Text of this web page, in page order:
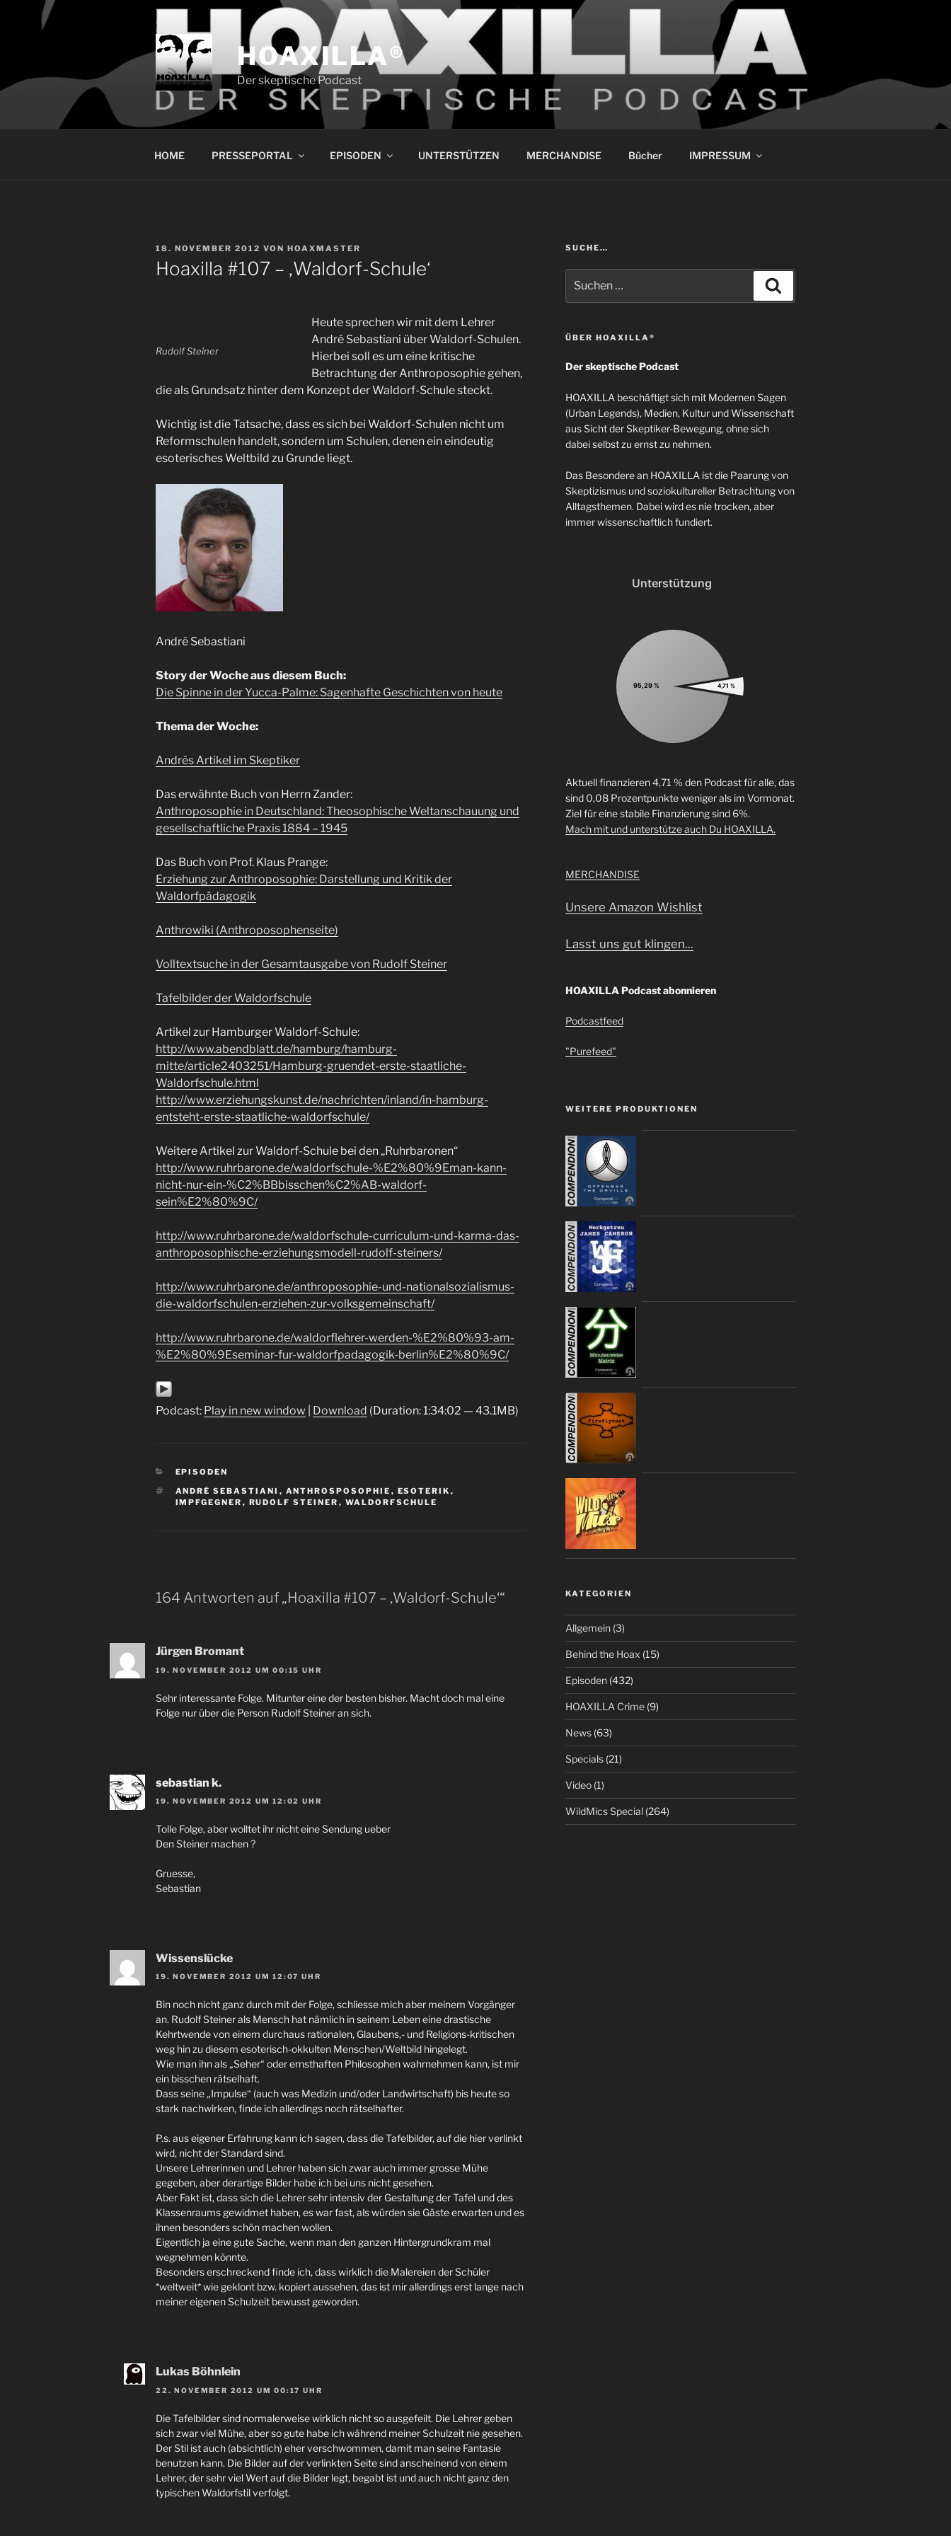
HOAXILLA®
Der skeptische Podcast
HOME PRESSEPORTAL EPISODEN UNTERSTÜTZEN MERCHANDISE Bücher IMPRESSUM
VERÖFFENTLICHT
AM
18. NOVEMBER 2012 VON HOAXMASTER
Hoaxilla #107 – ‚Waldorf-Schule‘
Rudolf Steiner
Heute sprechen wir mit dem Lehrer
André Sebastiani über Waldorf-Schulen.
Hierbei soll es um eine kritische
Betrachtung der Anthroposophie gehen,
die als Grundsatz hinter dem Konzept der Waldorf-Schule steckt.
Wichtig ist die Tatsache, dass es sich bei Waldorf-Schulen nicht um
Reformschulen handelt, sondern um Schulen, denen ein eindeutig
esoterisches Weltbild zu Grunde liegt.
André Sebastiani
Story der Woche aus diesem Buch:
Die Spinne in der Yucca-Palme: Sagenhafte Geschichten von heute
Thema der Woche:
Andrés Artikel im Skeptiker
Das erwähnte Buch von Herrn Zander:
Anthroposophie in Deutschland: Theosophische Weltanschauung und
gesellschaftliche Praxis 1884 – 1945
Das Buch von Prof. Klaus Prange:
Erziehung zur Anthroposophie: Darstellung und Kritik der
Waldorfpädagogik
Anthrowiki (Anthroposophenseite)
Volltextsuche in der Gesamtausgabe von Rudolf Steiner
Tafelbilder der Waldorfschule
Artikel zur Hamburger Waldorf-Schule:
http://www.abendblatt.de/hamburg/hamburg-
mitte/article2403251/Hamburg-gruendet-erste-staatliche-
Waldorfschule.html
http://www.erziehungskunst.de/nachrichten/inland/in-hamburg-
entsteht-erste-staatliche-waldorfschule/
Weitere Artikel zur Waldorf-Schule bei den „Ruhrbaronen“
http://www.ruhrbarone.de/waldorfschule-%E2%80%9Eman-kann-
nicht-nur-ein-%C2%BBbisschen%C2%AB-waldorf-
sein%E2%80%9C/
http://www.ruhrbarone.de/waldorfschule-curriculum-und-karma-das-
anthroposophische-erziehungsmodell-rudolf-steiners/
http://www.ruhrbarone.de/anthroposophie-und-nationalsozialismus-
die-waldorfschulen-erziehen-zur-volksgemeinschaft/
http://www.ruhrbarone.de/waldorflehrer-werden-%E2%80%93-am-
%E2%80%9Eseminar-fur-waldorfpadagogik-berlin%E2%80%9C/
Podcast: Play in new window Download (Duration: 1:34:02 — 43.1MB)
KATEGORIEN
EPISODEN
SCHLAGWÖRTER
ANDRÉ SEBASTIANI , ANTHROSPOSOPHIE , ESOTERIK ,
IMPFGEGNER , RUDOLF STEINER , WALDORFSCHULE
164 Antworten auf „Hoaxilla #107 – ‚Waldorf-Schule‘“
Jürgen Bromant
19. NOVEMBER 2012 UM 00:15 UHR
Sehr interessante Folge. Mitunter eine der besten bisher. Macht doch mal eine
Folge nur über die Person Rudolf Steiner an sich.
sebastian k.
19. NOVEMBER 2012 UM 12:02 UHR
Tolle Folge, aber wolltet ihr nicht eine Sendung ueber
Den Steiner machen ?
Gruesse,
Sebastian
Wissenslücke
19. NOVEMBER 2012 UM 12:07 UHR
Bin noch nicht ganz durch mit der Folge, schliesse mich aber meinem Vorgänger
an. Rudolf Steiner als Mensch hat nämlich in seinem Leben eine drastische
Kehrtwende von einem durchaus rationalen, Glaubens,- und Religions-kritischen
weg hin zu diesem esoterisch-okkulten Menschen/Weltbild hingelegt.
Wie man ihn als „Seher“ oder ernsthaften Philosophen wahrnehmen kann, ist mir
ein bisschen rätselhaft.
Dass seine „Impulse“ (auch was Medizin und/oder Landwirtschaft) bis heute so
stark nachwirken, finde ich allerdings noch rätselhafter.
P.s. aus eigener Erfahrung kann ich sagen, dass die Tafelbilder, auf die hier verlinkt
wird, nicht der Standard sind.
Unsere Lehrerinnen und Lehrer haben sich zwar auch immer grosse Mühe
gegeben, aber derartige Bilder habe ich bei uns nicht gesehen.
Aber Fakt ist, dass sich die Lehrer sehr intensiv der Gestaltung der Tafel und des
Klassenraums gewidmet haben, es war fast, als würden sie Gäste erwarten und es
ihnen besonders schön machen wollen.
Eigentlich ja eine gute Sache, wenn man den ganzen Hintergrundkram mal
wegnehmen könnte.
Besonders erschreckend finde ich, dass wirklich die Malereien der Schüler
*weltweit* wie geklont bzw. kopiert aussehen, das ist mir allerdings erst lange nach
meiner eigenen Schulzeit bewusst geworden.
Lukas Böhnlein
22. NOVEMBER 2012 UM 00:17 UHR
Die Tafelbilder sind normalerweise wirklich nicht so ausgefeilt. Die Lehrer geben
sich zwar viel Mühe, aber so gute habe ich während meiner Schulzeit nie gesehen.
Der Stil ist auch (absichtlich) eher verschwommen, damit man seine Fantasie
benutzen kann. Die Bilder auf der verlinkten Seite sind anscheinend von einem
Lehrer, der sehr viel Wert auf die Bilder legt, begabt ist und auch nicht ganz den
typischen Waldorfstil verfolgt.
SUCHE…
nach:
ÜBER HOAXILLA®
Der skeptische Podcast
HOAXILLA beschäftigt sich mit Modernen Sagen
(Urban Legends), Medien, Kultur und Wissenschaft
aus Sicht der Skeptiker-Bewegung, ohne sich
dabei selbst zu ernst zu nehmen.
Das Besondere an HOAXILLA ist die Paarung von
Skeptizismus und soziokultureller Betrachtung von
Alltagsthemen. Dabei wird es nie trocken, aber
immer wissenschaftlich fundiert.
Unterstützung
4,71 %
95,29 %
Aktuell finanzieren 4,71 % den Podcast für alle, das
sind 0,08 Prozentpunkte weniger als im Vormonat.
Ziel für eine stabile Finanzierung sind 6%.
Mach mit und unterstütze auch Du HOAXILLA.
MERCHANDISE
Unsere Amazon Wishlist
Lasst uns gut klingen...
HOAXILLA Podcast abonnieren
Podcastfeed
"Purefeed"
WEITERE PRODUKTIONEN
KATEGORIEN
Allgemein(3)
Behind the Hoax (15)
Episoden(432)
HOAXILLA Crime(9)
News(63)
Specials(21)
Video(1)
WildMics Special(264)